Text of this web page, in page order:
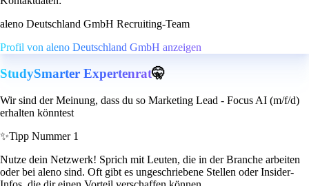
aleno Deutschland GmbH Recruiting-Team
Profil von aleno Deutschland GmbH anzeigen
StudySmarter Expertenrat🤫
Wir sind der Meinung, dass du so Marketing Lead - Focus AI (m/f/d)
erhalten könntest
✨Tipp Nummer 1
Nutze dein Netzwerk! Sprich mit Leuten, die in der Branche arbeiten
oder bei aleno sind. Oft gibt es ungeschriebene Stellen oder Insider-